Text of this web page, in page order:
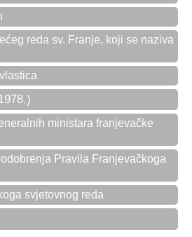
reda sv. Franje, koji se naziva
ministara franjevačke
Pravila Franjevačkoga
svjetovnog reda